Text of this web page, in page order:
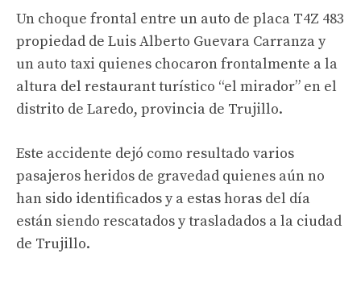
Un choque frontal entre un auto de placa T4Z 483
propiedad de Luis Alberto Guevara Carranza y
un auto taxi quienes chocaron frontalmente a la
altura del restaurant turístico “el mirador” en el
distrito de Laredo, provincia de Trujillo.
Este accidente dejó como resultado varios
pasajeros heridos de gravedad quienes aún no
han sido identificados y a estas horas del día
están siendo rescatados y trasladados a la ciudad
de Trujillo.